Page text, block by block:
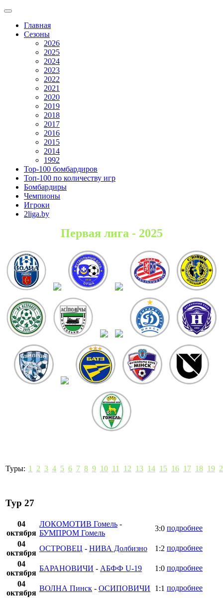
Главная
Сезоны
2026
2025
2024
2023
2022
2021
2020
2019
2018
2017
2016
2015
2014
1992
Top-100 бомбардиров
Топ-100 по количеству игр
Бомбардиры
Чемпионы
Игроки
2liga.by
Первая лига - 2025
Туры: 1 2 3 4 5 6 7 8 9 10 11 12 13 14 15 16 17 18 19
Тур 27
04
октября
ЛОКОМОТИВ Гомель -
БУМПРОМ Гомель
3:0 подробнее
04
октября
ОСТРОВЕЦ - НИВА Долбизно 1:2 подробнее
04
октября
БАРАНОВИЧИ - АБФФ U-19 1:0 подробнее
04
октября
ВОЛНА Пинск - ОСИПОВИЧИ 1:1 подробнее